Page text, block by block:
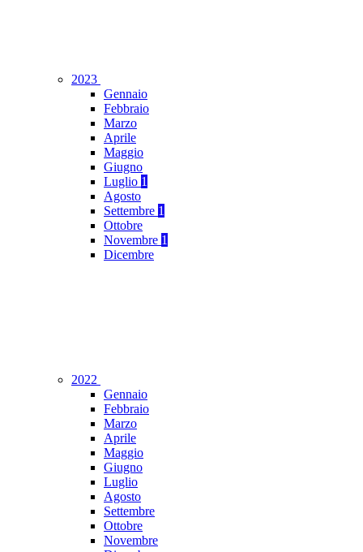
2023
Gennaio
Febbraio
Marzo
Aprile
Maggio
Giugno
Luglio 1
Agosto
Settembre 1
Ottobre
Novembre 1
Dicembre
2022
Gennaio
Febbraio
Marzo
Aprile
Maggio
Giugno
Luglio
Agosto
Settembre
Ottobre
Novembre